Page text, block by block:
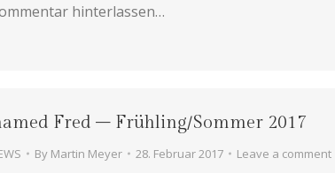
hinterlassen…
Fred – Frühling/Sommer 2017
By Martin Meyer 28. Februar 2017 Leave a comment